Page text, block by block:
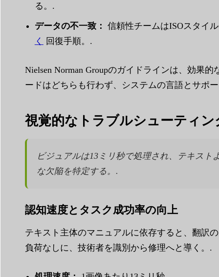
る。.
データの不一致： 信頼性チームはISOスタイ
く
回復手順。.
Nielsen Norman Groupのガイドラインは、効果
ードはどちらも行わず、システムの言語とサポ
視覚的なトラブルシューティ
ビジュアルは13ミリ秒で処理され、テキス
な欠陥を特定する。.
認知速度とタスク成功率の向上
テキスト主体のマニュアルに依存すると、翻訳
負荷なしに、技術者を識別から修理へと導く。.